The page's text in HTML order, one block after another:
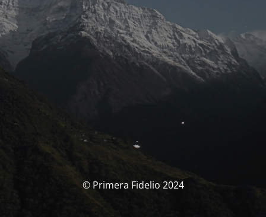
© Primera Fidelio 2024